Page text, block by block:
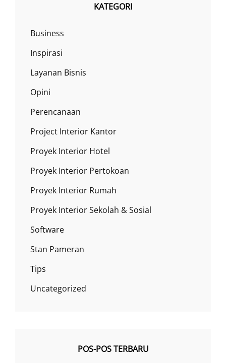
KATEGORI
Business
Inspirasi
Layanan Bisnis
Opini
Perencanaan
Project Interior Kantor
Proyek Interior Hotel
Proyek Interior Pertokoan
Proyek Interior Rumah
Proyek Interior Sekolah & Sosial
Software
Stan Pameran
Tips
Uncategorized
POS-POS TERBARU